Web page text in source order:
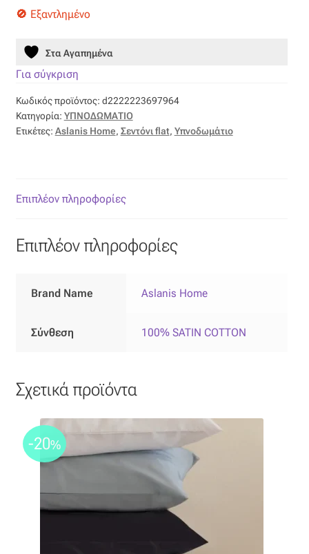
Γάζα
Γκρο
Επιπλόπανο
Λινό
Λονέτα
Μουσελίνα
Μπροκάρ
Εξαντλημένο
Στα Αγαπημένα
Για σύγκριση
Κωδικός προϊόντος: d2222223697964
Κατηγορία: ΥΠΝΟΔΩΜΑΤΙΟ
Ετικέτες: Aslanis Home, Σεντόνι flat, Υπνοδωμάτιο
Επιπλέον πληροφορίες
Επιπλέον πληροφορίες
Brand Name Aslanis Home
Σύνθεση 100% SATIN COTTON
Σχετικά προϊόντα
-20%